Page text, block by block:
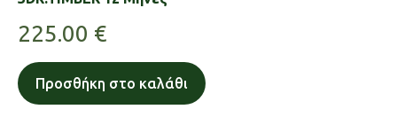
225.00 €
Προσθήκη στο καλάθι